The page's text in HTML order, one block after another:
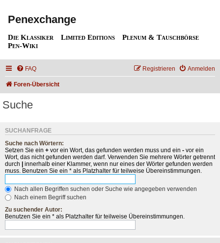
Penexchange
Die Klassiker Limited Editions
Plenum & Tauschbörse
Pen-Wiki
FAQ Anmelden
Registrieren
Foren-Übersicht
Suche
SUCHANFRAGE
Suche nach Wörtern:
Setzen Sie ein + vor ein Wort, das gefunden werden muss und ein - vor ein
Wort, das nicht gefunden werden darf. Verwenden Sie mehrere Wörter getrennt
durch | innerhalb einer Klammer, wenn nur eines der Wörter gefunden werden
muss. Benutzen Sie ein * als Platzhalter für teilweise Übereinstimmungen.
Nach allen Begriffen suchen oder Suche wie angegeben verwenden
Nach einem Begriff suchen
Zu suchender Autor:
Benutzen Sie ein * als Platzhalter für teilweise Übereinstimmungen.